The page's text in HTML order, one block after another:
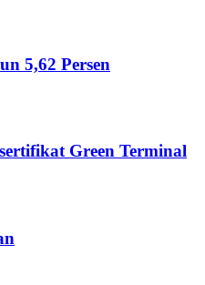
5,62 Persen
Green Terminal